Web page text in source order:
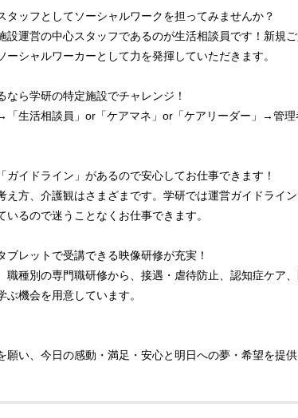
ッフとしてソーシャルワークを担ってみませんか？
運営の中心スタッフであるのが生活相談員です！新規
シャルワーカーとして力を発揮していただきます。
ら学研の特定施設でチャレンジ！
生活相談員」or「ケアマネ」or「ケアリーダー」→管理
イドライン」があるので安心してお仕事できます！
方、介護観はさまざまです。学研では運営ガイドライ
るので迷うことなくお仕事できます。
レットで受講できる映像研修が充実！
種別の専門職研修から、接遇・虐待防止、認知症ケア
機会を用意しています。
い、今日の感動・満足・安心と明日への夢・希望を提